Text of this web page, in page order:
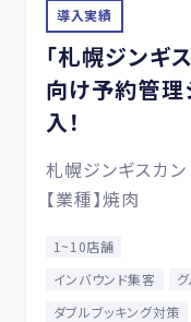
導入実績
「札幌ジンギ
向け予約管理
入！
札幌ジンギスカン
【業種】焼肉
1~10店舗
インバウンド集客
ダブルブッキング対策